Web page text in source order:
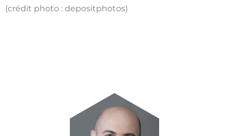
(crédit photo : depositphotos)